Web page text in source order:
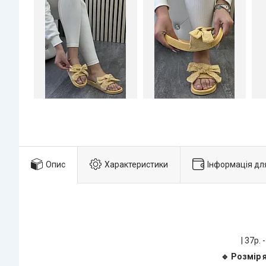
Опис Характеристики Інформація
| 37р.
🔹 Розмір